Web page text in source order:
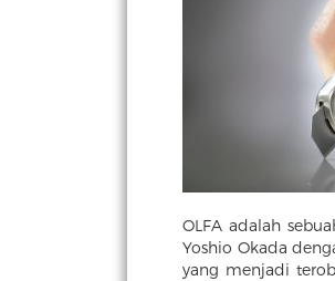
OLFA adalah
Yoshio Okada
yang menjadi